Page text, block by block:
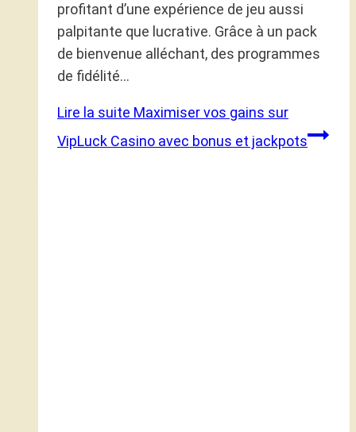
profitant d’une expérience de jeu aussi
palpitante que lucrative. Grâce à un pack
de bienvenue alléchant, des programmes
de fidélité…
Lire la suite Maximiser vos gains sur
VipLuck Casino avec bonus et jackpots